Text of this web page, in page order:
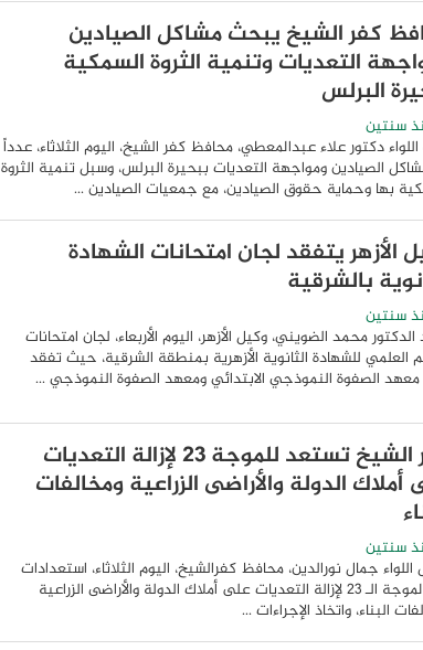
كفر الشيخ يبحث مشاكل الصيادين
التعديات وتنمية الثروة السمكية
البرلس
سنتين
دكتور علاء عبدالمعطي، محافظ كفر الشيخ، اليوم الثلاثاء، عدداً
الصيادين ومواجهة التعديات ببحيرة البرلس، وسبل تنمية الثروة
بها وحماية حقوق الصيادين، مع جمعيات الصيادين ...
الأزهر يتفقد لجان امتحانات الشهادة
بالشرقية
سنتين
محمد الضويني، وكيل الأزهر، اليوم الأربعاء، لجان امتحانات
العلمي للشهادة الثانوية الأزهرية بمنطقة الشرقية، حيث تفقد
معهد الصفوة النموذجي الابتدائي ومعهد الصفوة النموذجي ...
كفر الشيخ تستعد للموجة 23 لإزالة التعديات
أملاك الدولة والأراضى الزراعية ومخالفات
سنتين
جمال نورالدين، محافظ كفرالشيخ، اليوم الثلاثاء، استعدادات
بدء الموجة الـ 23 لإزالة التعديات على أملاك الدولة والأراضى الزراعية
البناء، واتخاذ الإجراءات ...